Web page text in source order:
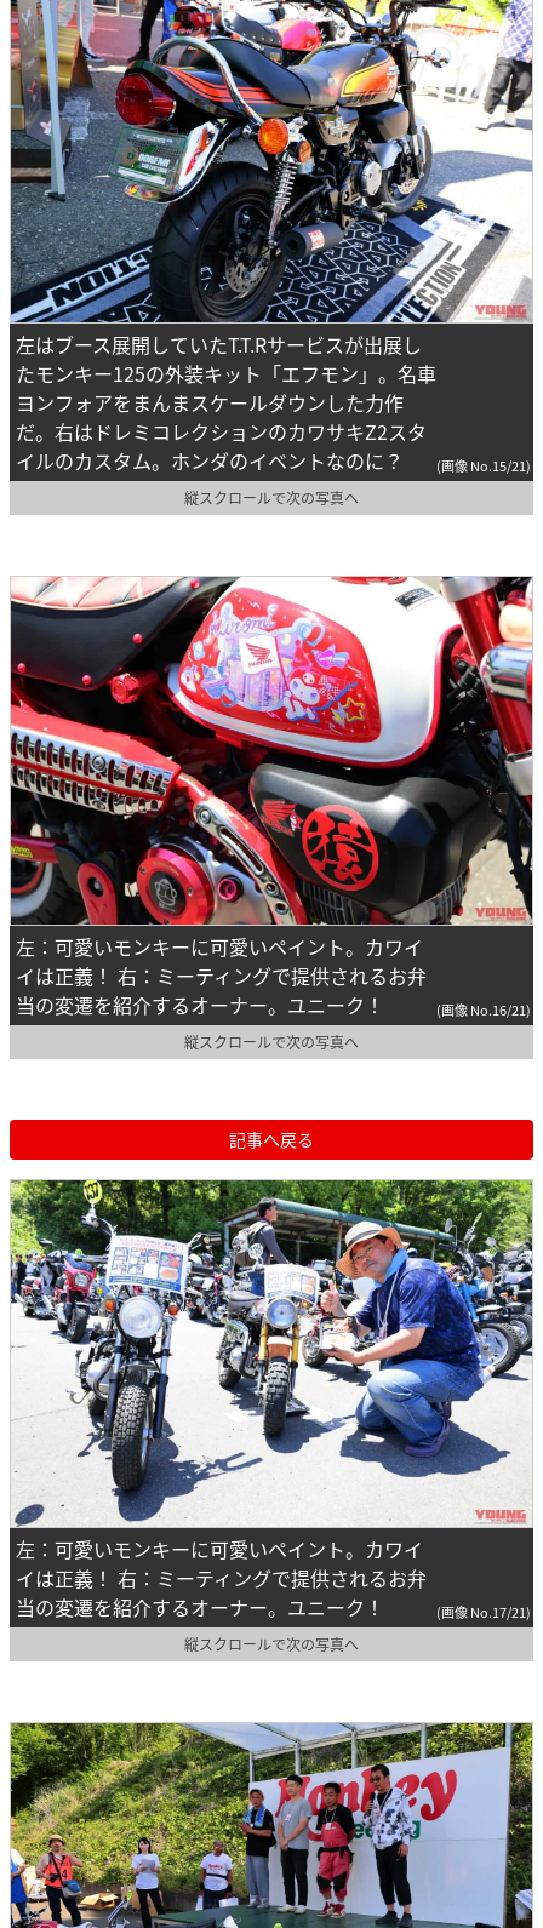
左はブース展開していたT.T.Rサービスが出展し
たモンキー125の外装キット「エフモン」。名車
ヨンフォアをまんまスケールダウンした力作
だ。右はドレミコレクションのカワサキZ2スタ
イルのカスタム。ホンダのイベントなのに？
(画像 No.15/21)
縦スクロールで次の写真へ
左：可愛いモンキーに可愛いペイント。カワイ
イは正義！ 右：ミーティングで提供されるお弁
当の変遷を紹介するオーナー。ユニーク！
(画像 No.16/21)
縦スクロールで次の写真へ
記事へ戻る
左：可愛いモンキーに可愛いペイント。カワイ
イは正義！ 右：ミーティングで提供されるお弁
当の変遷を紹介するオーナー。ユニーク！
(画像 No.17/21)
縦スクロールで次の写真へ